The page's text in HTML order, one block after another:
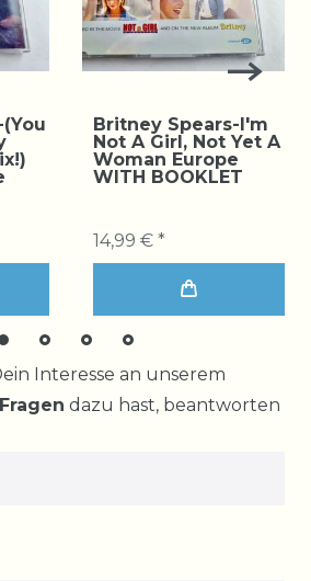
Britney Spears-I'm
Not A Girl, Not Yet A
Woman Europe
WITH BOOKLET
14,99 € *
Interesse an unserem
Fragen dazu hast, beantworten